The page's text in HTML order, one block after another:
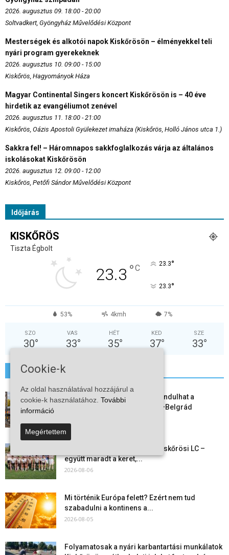
2026. augusztus 09. 18:00 - 20:00
Soltvadkert, Gyöngyház Művelődési Központ
Mesterségek és alkotói napok Kiskőrösön – élményekkel teli
nyári program gyerekeknek
2026. augusztus 10. 09:00 - 15:00
Kiskőrös, Hagyományok Háza
Magyar Continental Singers koncert Kiskőrösön is – 40 éve
hirdetik az evangéliumot zenével
2026. augusztus 11. 18:00 - 21:00
Kiskőrös, Oázis Apostoli Gyülekezet imaháza (Kiskőrös, Holló János utca 1.)
Sakkra fel! – Háromnapos sakkfoglalkozás várja az általános
iskolásokat Kiskőrösön
2026. augusztus 12. 09:00 - 12:00
Kiskőrös, Petőfi Sándor Művelődési Központ
Időjárás
KISKŐRÖS
Tiszta Égbolt
23.3 °C 23.3°
23.3°
53% 4kmh 7%
SZO
30°
VAS
33°
HÉT
35°
KED
37°
SZE
33°
További hírek
Vitézy Dávid: már ősszel újraindulhat a
személyszállítás a Budapest–Belgrád
Megkezdte a felkészülést a Kiskőrösi LC –
együtt maradt a keret,...
2026-08-06
Mi történik Európa felett? Ezért nem tud
szabadulni a kontinens a...
2026-08-05
Folyamatosak a nyári karbantartási munkálatok
Cookie-k
Az oldal használatával hozzájárul a
cookie-k használatához. További
információ
Megértettem